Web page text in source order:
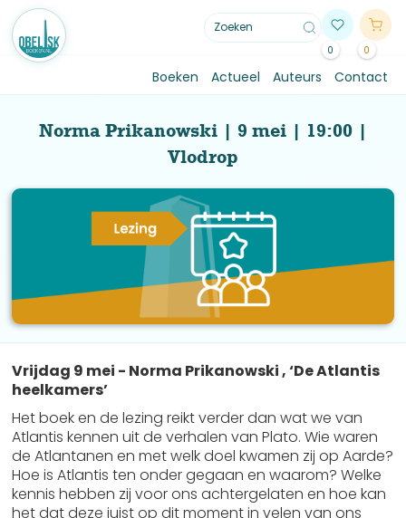
0 0
Boeken Actueel Auteurs Contact
Norma Prikanowski | 9 mei | 19:00 |
Vlodrop
Vrijdag 9 mei - Norma Prikanowski , ‘De Atlantis
heelkamers’
Het boek en de lezing reikt verder dan wat we van
Atlantis kennen uit de verhalen van Plato. Wie waren
de Atlantanen en met welk doel kwamen zij op Aarde?
Hoe is Atlantis ten onder gegaan en waarom? Welke
kennis hebben zij voor ons achtergelaten en hoe kan
het dat deze juist op dit moment in velen van ons